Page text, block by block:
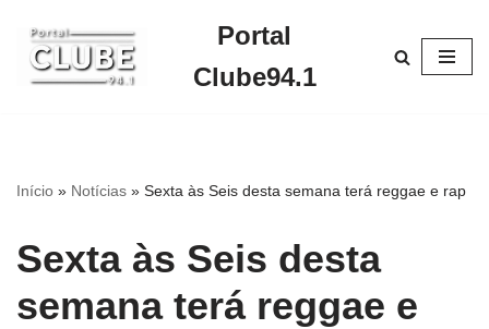
Pular
para
Portal
Clube94.1
Início » Notícias » Sexta às Seis desta semana terá reggae e rap
Sexta às Seis desta
semana terá reggae e